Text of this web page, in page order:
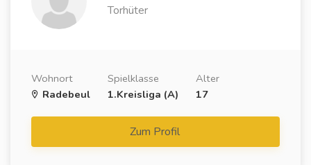
Torhüter
Wohnort
Radebeul
Spielklasse
1.Kreisliga (A)
Alter
17
Zum Profil